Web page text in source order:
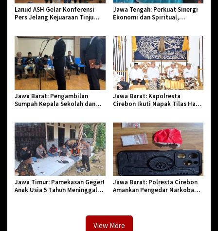
Lanud ASH Gelar Konferensi
Pers Jelang Kejuaraan Tinju
Jawa Tengah: Perkuat Sinergi
Ekonomi dan Spiritual,
Jawa Barat: Pengambilan
Sumpah Kepala Sekolah dan
Pendidikan dan Birokrasi
Jawa Barat: Kapolresta
Cirebon Ikuti Napak Tilas Hari
Jawa Timur: Pamekasan Geger!
Anak Usia 5 Tahun Meninggal
Jawa Barat: Polresta Cirebon
Amankan Pengedar Narkoba
View More